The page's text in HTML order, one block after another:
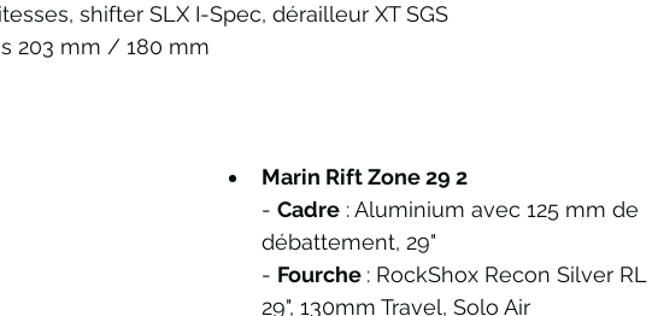
shifter SLX I-Spec, dérailleur XT SGS
203 mm / 180 mm
Marin Rift Zone 29 2
- Cadre : Aluminium avec 125 mm de
débattement, 29"
- Fourche : RockShox Recon Silver RL
29", 130mm Travel, Solo Air